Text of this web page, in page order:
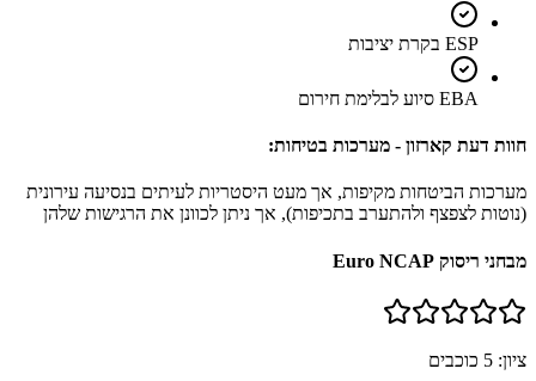
ESP בקרת יציבות
EBA סיוע לבלימת חירום
חוות דעת קארזון - מערכות בטיחות:
מערכות הביטחות מקיפות, אך מעט היסטריות לעיתים בנסיעה עירונית
(נוטות לצפצף ולהתערב בתכיפות), אך ניתן לכוונן את הרגישות שלהן
מבחני ריסוק Euro NCAP
ציון: 5 כוכבים